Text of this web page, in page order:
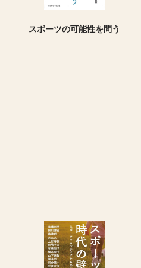
スポーツの可能性を問う